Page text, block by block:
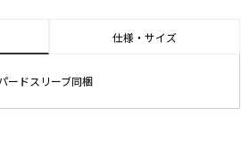
仕様・サイズ
ードスリーブ同梱